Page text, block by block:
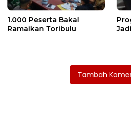
1.000 Peserta Bakal
Ramaikan Toribulu
Tambah